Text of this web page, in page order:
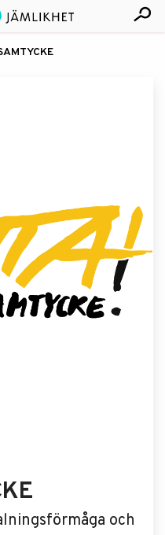
och